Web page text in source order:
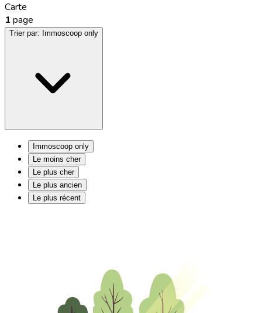
Carte
1 page
Trier par: Immoscoop only
Immoscoop only
Le moins cher
Le plus cher
Le plus ancien
Le plus récent